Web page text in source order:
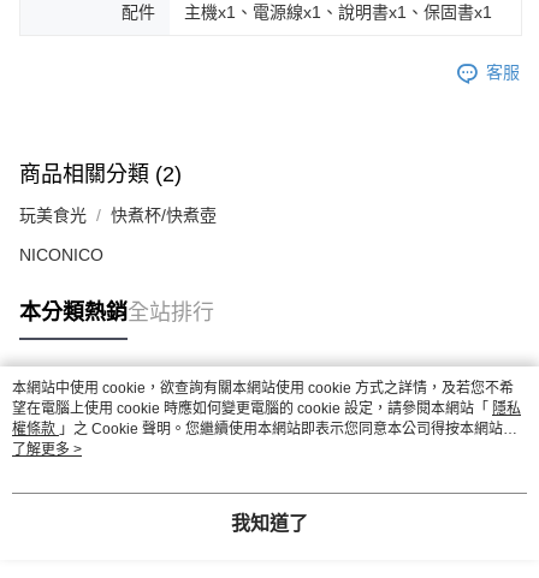
配件 主機x1、電源線x1、說明書x1、保固書x1
客服
商品相關分類 (2)
玩美食光 快煮杯/快煮壺
NICONICO
本分類熱銷全站排行
熱門標籤
本網站中使用 cookie，欲查詢有關本網站使用 cookie 方式之詳情，及若您不希
望在電腦上使用 cookie 時應如何變更電腦的 cookie 設定，請參閱本網站「 隱私
權條款 」之 Cookie 聲明。您繼續使用本網站即表示您同意本公司得按本網站使
用條款之 Cookie 聲明使用 cookie。
了解更多 >
我知道了